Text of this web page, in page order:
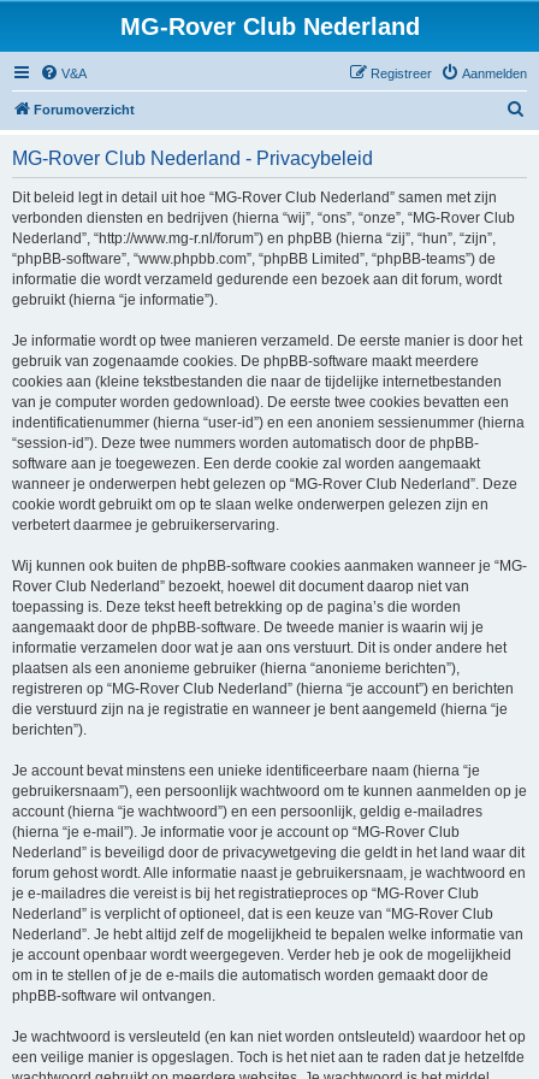
MG-Rover Club Nederland
V&A Aanmelden
Registreer
Forumoverzicht
MG-Rover Club Nederland - Privacybeleid
Dit beleid legt in detail uit hoe “MG-Rover Club Nederland” samen met zijn
verbonden diensten en bedrijven (hierna “wij”, “ons”, “onze”, “MG-Rover Club
Nederland”, “http://www.mg-r.nl/forum”) en phpBB (hierna “zij”, “hun”, “zijn”,
“phpBB-software”, “www.phpbb.com”, “phpBB Limited”, “phpBB-teams”) de
informatie die wordt verzameld gedurende een bezoek aan dit forum, wordt
gebruikt (hierna “je informatie”).
Je informatie wordt op twee manieren verzameld. De eerste manier is door het
gebruik van zogenaamde cookies. De phpBB-software maakt meerdere
cookies aan (kleine tekstbestanden die naar de tijdelijke internetbestanden
van je computer worden gedownload). De eerste twee cookies bevatten een
indentificatienummer (hierna “user-id”) en een anoniem sessienummer (hierna
“session-id”). Deze twee nummers worden automatisch door de phpBB-
software aan je toegewezen. Een derde cookie zal worden aangemaakt
wanneer je onderwerpen hebt gelezen op “MG-Rover Club Nederland”. Deze
cookie wordt gebruikt om op te slaan welke onderwerpen gelezen zijn en
verbetert daarmee je gebruikerservaring.
Wij kunnen ook buiten de phpBB-software cookies aanmaken wanneer je “MG-
Rover Club Nederland” bezoekt, hoewel dit document daarop niet van
toepassing is. Deze tekst heeft betrekking op de pagina’s die worden
aangemaakt door de phpBB-software. De tweede manier is waarin wij je
informatie verzamelen door wat je aan ons verstuurt. Dit is onder andere het
plaatsen als een anonieme gebruiker (hierna “anonieme berichten”),
registreren op “MG-Rover Club Nederland” (hierna “je account”) en berichten
die verstuurd zijn na je registratie en wanneer je bent aangemeld (hierna “je
berichten”).
Je account bevat minstens een unieke identificeerbare naam (hierna “je
gebruikersnaam”), een persoonlijk wachtwoord om te kunnen aanmelden op je
account (hierna “je wachtwoord”) en een persoonlijk, geldig e-mailadres
(hierna “je e-mail”). Je informatie voor je account op “MG-Rover Club
Nederland” is beveiligd door de privacywetgeving die geldt in het land waar dit
forum gehost wordt. Alle informatie naast je gebruikersnaam, je wachtwoord en
je e-mailadres die vereist is bij het registratieproces op “MG-Rover Club
Nederland” is verplicht of optioneel, dat is een keuze van “MG-Rover Club
Nederland”. Je hebt altijd zelf de mogelijkheid te bepalen welke informatie van
je account openbaar wordt weergegeven. Verder heb je ook de mogelijkheid
om in te stellen of je de e-mails die automatisch worden gemaakt door de
phpBB-software wil ontvangen.
Je wachtwoord is versleuteld (en kan niet worden ontsleuteld) waardoor het op
een veilige manier is opgeslagen. Toch is het niet aan te raden dat je hetzelfde